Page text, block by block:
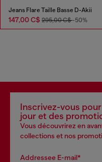
Jeans Flare Taille Basse D-Akii
147,00 C$ 295,00 C$-50%
Inscrivez-vous
jour et des
Vous découvrirez en
collections et nos
Addressee E-mail*